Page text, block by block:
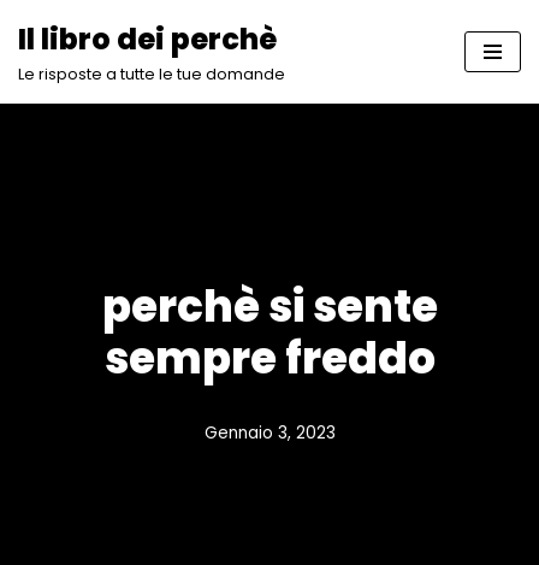
Vai
Il libro dei perchè
Le risposte a tutte le tue domande
perchè si sente
sempre freddo
Gennaio 3, 2023